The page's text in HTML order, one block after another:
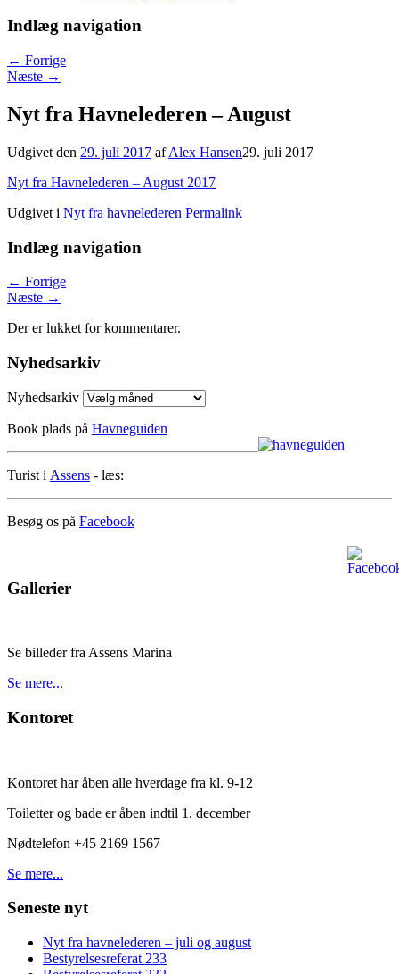
Indlæg navigation
← Forrige
Næste →
Nyt fra Havnelederen – August
Udgivet den 29. juli 2017 afAlex Hansen29. juli 2017
Nyt fra Havnelederen – August 2017
Udgivet i Nyt fra havnelederen Permalink
Indlæg navigation
← Forrige
Næste →
Der er lukket for kommentarer.
Nyhedsarkiv
Nyhedsarkiv
Book plads på Havneguiden
Turist i Assens - læs:
Besøg os på Facebook
Gallerier
Se billeder fra Assens Marina
Se mere...
Kontoret
Kontoret har åben alle hverdage fra kl. 9-12
Toiletter og bade er åben indtil 1. december
Nødtelefon +45 2169 1567
Se mere...
Seneste nyt
Nyt fra havnelederen – juli og august
Bestyrelsesreferat 233